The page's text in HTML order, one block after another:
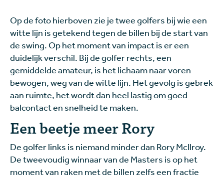
Op de foto hierboven zie je twee golfers bij wie een
witte lijn is getekend tegen de billen bij de start van
de swing. Op het moment van impact is er een
duidelijk verschil. Bij de golfer rechts, een
gemiddelde amateur, is het lichaam naar voren
bewogen, weg van de witte lijn. Het gevolg is gebrek
aan ruimte, het wordt dan heel lastig om goed
balcontact en snelheid te maken.
Een beetje meer Rory
De golfer links is niemand minder dan Rory McIlroy.
De tweevoudig winnaar van de Masters is op het
moment van raken met de billen zelfs een fractie